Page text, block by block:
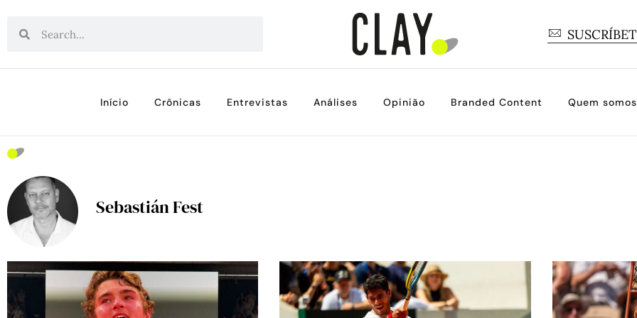
Início Crônicas Entrevistas Análises Opinião Branded Content Quem somos
Sebastián Fest